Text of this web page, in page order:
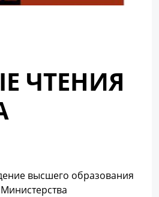
ЧТЕНИЯ
высшего образования